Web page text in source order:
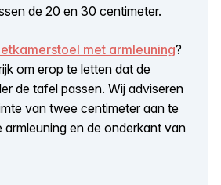
de 20 en 30 centimeter.
met armleuning?
om erop te letten dat de
de tafel passen. Wij adviseren
van twee centimeter aan te
armleuning en de onderkant van